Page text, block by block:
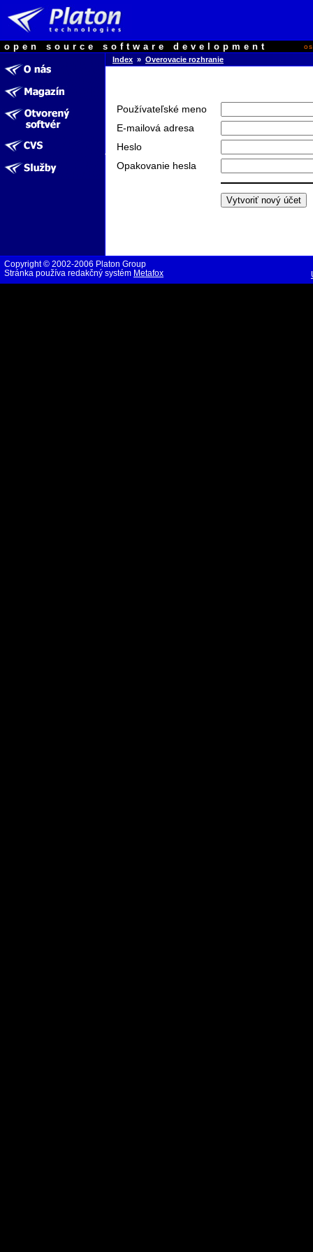
open source software development
Index » Overovacie rozhranie
Používateľské meno
E-mailová adresa
Heslo
Opakovanie hesla
Copyright © 2002-2006 Platon Group
Stránka používa redakčný systém Metafox